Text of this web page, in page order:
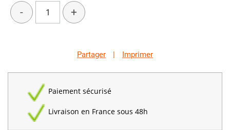
- +
Partager | Imprimer
Paiement sécurisé
Livraison en France sous 48h